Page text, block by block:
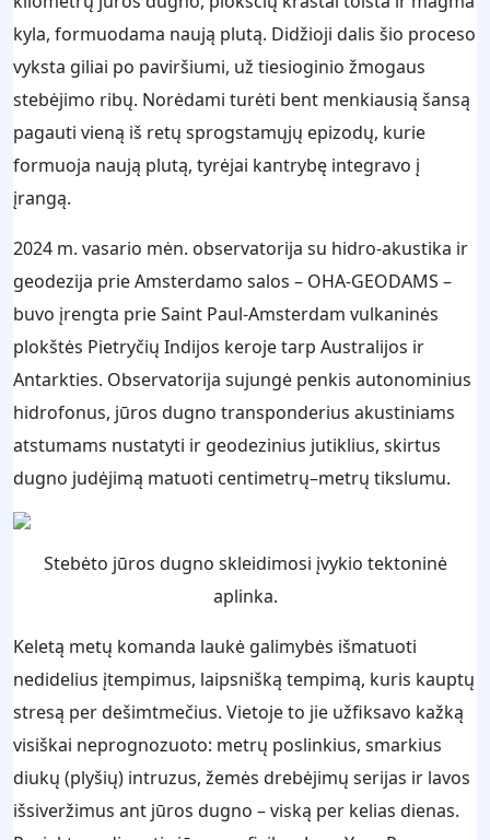
kyla, formuodama naują plutą. Didžioji dalis šio proceso
vyksta giliai po paviršiumi, už tiesioginio žmogaus
stebėjimo ribų. Norėdami turėti bent menkiausią šansą
pagauti vieną iš retų sprogstamųjų epizodų, kurie
formuoja naują plutą, tyrėjai kantrybę integravo į
įrangą.
2024 m. vasario mėn. observatorija su hidro-akustika ir
geodezija prie Amsterdamo salos – OHA-GEODAMS –
buvo įrengta prie Saint Paul-Amsterdam vulkaninės
plokštės Pietryčių Indijos keroje tarp Australijos ir
Antarkties. Observatorija sujungė penkis autonominius
hidrofonus, jūros dugno transponderius akustiniams
atstumams nustatyti ir geodezinius jutiklius, skirtus
dugno judėjimą matuoti centimetrų–metrų tikslumu.
Stebėto jūros dugno skleidimosi įvykio tektoninė
aplinka.
Keletą metų komanda laukė galimybės išmatuoti
nedidelius įtempimus, laipsnišką tempimą, kuris kauptų
stresą per dešimtmečius. Vietoje to jie užfiksavo kažką
visiškai neprognozuoto: metrų poslinkius, smarkius
diukų (plyšių) intruzus, žemės drebėjimų serijas ir lavos
išsiveržimus ant jūros dugno – viską per kelias dienas.